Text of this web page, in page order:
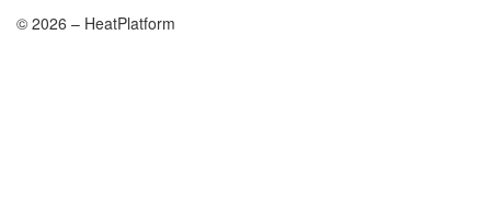
© 2026 – HeatPlatform